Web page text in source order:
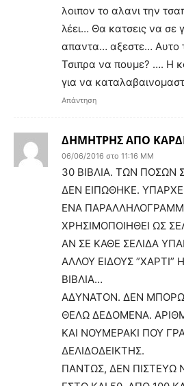
λοιπον το αλανι την
λέει… Θα κατσεις να σε
απαντα… αξεστε… Αυτο
Τσιπρα να πουμε? …. Η
για να
Απάντηση
ΔΗΜΗΤΡΗΣ ΑΠΟ
06/06/2016 στο 11:16 ΜΜ
30 ΒΙΒΛΙΑ. ΤΩΝ ΠΟΣΩΝ
ΔΕΝ ΕΙΠΩΘΗΚΕ.
ΕΝΑ
ΧΡΗΣΙΜΟΠΟΙΗΘΕΙ ΩΣ
ΑΝ ΣΕ ΚΑΘΕ ΣΕΛΙΔΑ
ΑΛΛΟΥ ΕΙΔΟΥΣ ”ΧΑΡΤΙ”
ΒΙΒΛΙΑ…
ΑΔΥΝΑΤΟΝ. ΔΕΝ ΜΠΟΡΩ
ΘΕΛΩ ΔΕΔΟΜΕΝΑ.
ΚΑΙ ΝΟΥΜΕΡΑΚΙ ΠΟΥ
ΔΕΛΙΔΟΔΕΙΚΤΗΣ.
ΠΑΝΤΩΣ, ΔΕΝ ΠΙΣΤΕΥΩ